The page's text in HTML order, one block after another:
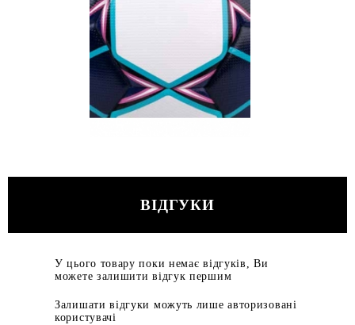
ВІДГУКИ
У цього товару поки немає відгуків, Ви
можете залишити відгук першим
Залишати відгуки можуть лише авторизовані
користувачі